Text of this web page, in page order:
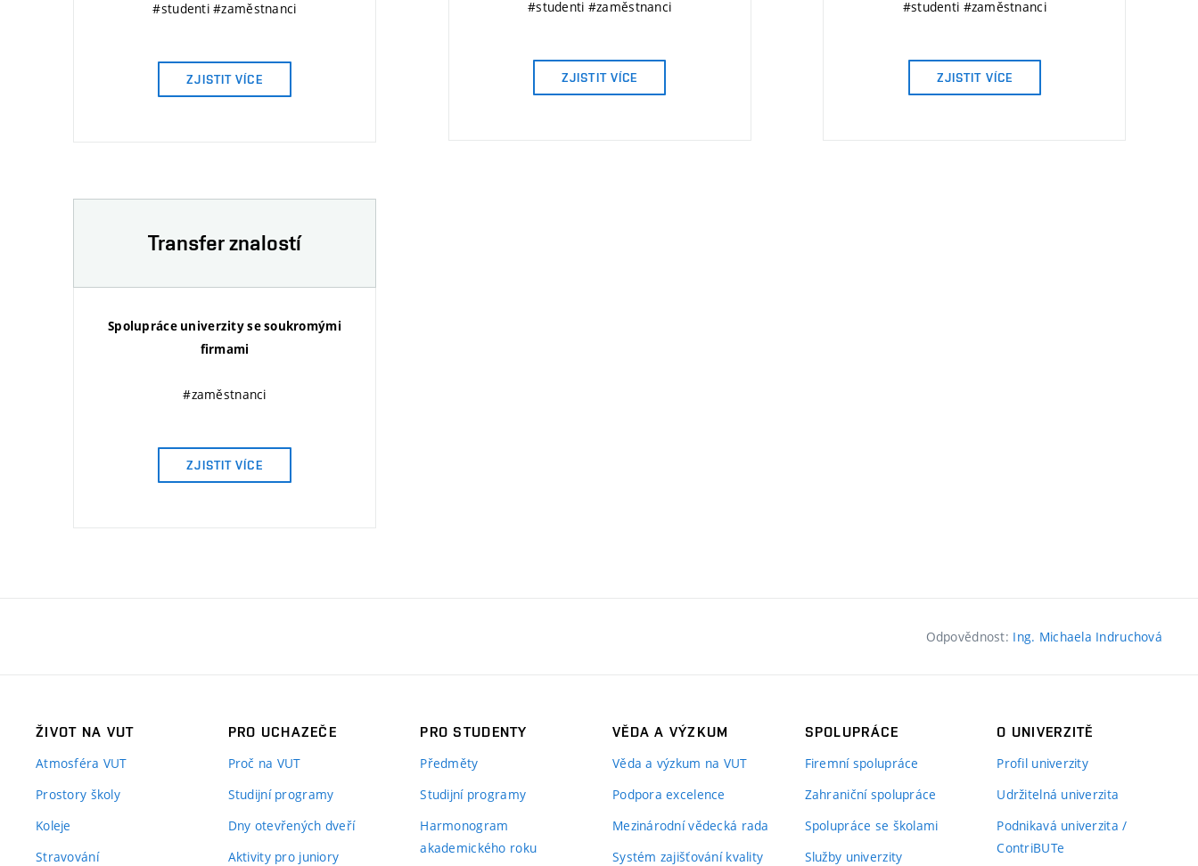
#studenti #zaměstnanci
ZJISTIT VÍCE
#studenti #zaměstnanci
ZJISTIT VÍCE
#studenti #zaměstnanci
ZJISTIT VÍCE
Transfer znalostí
Spolupráce univerzity se soukromými
firmami
#zaměstnanci
ZJISTIT VÍCE
Odpovědnost: Ing. Michaela Indruchová
ŽIVOT NA VUT
Atmosféra VUT
Prostory školy
Koleje
Stravování
PRO UCHAZEČE
Proč na VUT
Studijní programy
Dny otevřených dveří
Aktivity pro juniory
PRO STUDENTY
Předměty
Studijní programy
Harmonogram
akademického roku
VĚDA A VÝZKUM
Věda a výzkum na VUT
Podpora excelence
Mezinárodní vědecká rada
Systém zajišťování kvality
SPOLUPRÁCE
Firemní spolupráce
Zahraniční spolupráce
Spolupráce se školami
Služby univerzity
O UNIVERZITĚ
Profil univerzity
Udržitelná univerzita
Podnikavá univerzita /
ContriBUTe